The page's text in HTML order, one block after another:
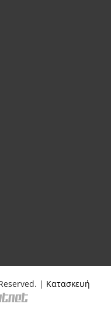
| Κατασκευή